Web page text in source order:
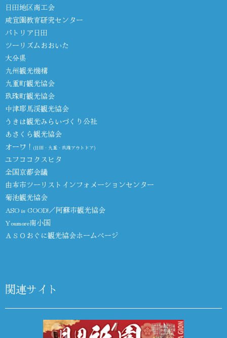
日田地区商工会
咸宜園教育研究センター
パトリア日田
ツーリズムおおいた
大分県
九州観光機構
九重町観光協会
玖珠町観光協会
中津耶馬渓観光協会
うきは観光みらいづくり公社
あさくら観光協会
オーワ！ (日田・九重・玖珠アウトドア)
ユフココクスヒタ
全国京都会議
由布市ツーリストインフォメーションセンター
菊池観光協会
ASO is GOOD!／阿蘇市観光協会
Youmore南小国
ＡＳＯおぐに観光協会ホームページ
関連サイト